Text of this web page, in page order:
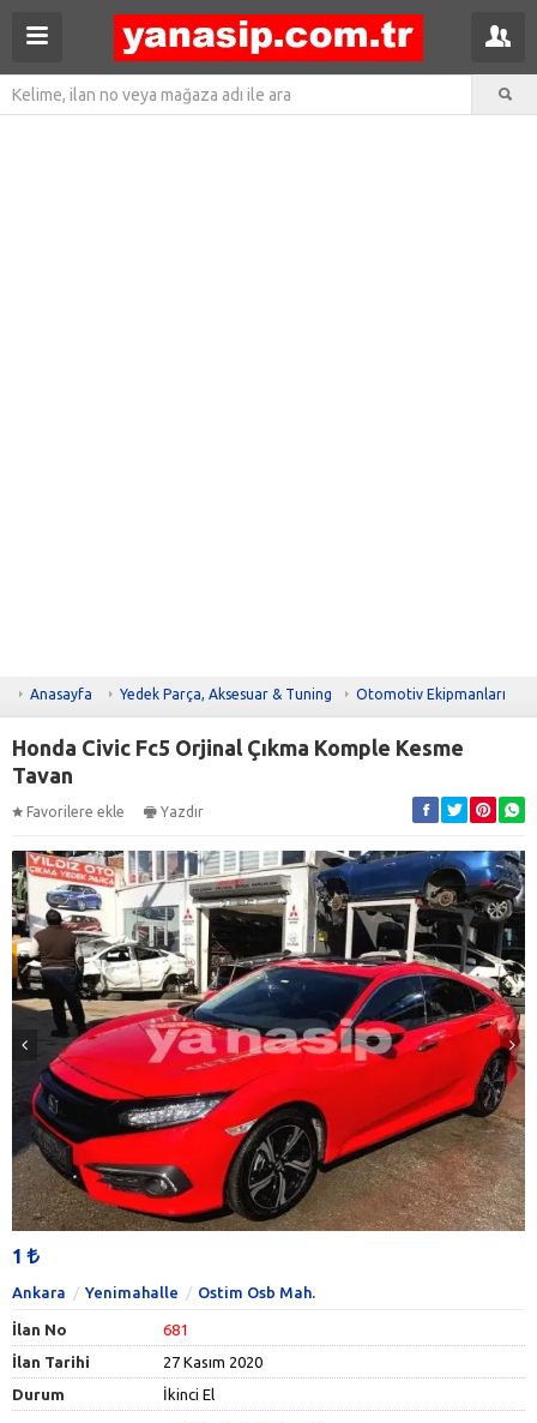
Anasayfa Yedek Parça, Aksesuar & Tuning Otomotiv Ekipmanları
Honda Civic Fc5 Orjinal Çıkma Komple Kesme
Tavan
Favorilere ekle Yazdır
1
Ankara Yenimahalle Ostim Osb Mah.
İlan No
681
İlan Tarihi
27 Kasım 2020
Durum
İkinci El